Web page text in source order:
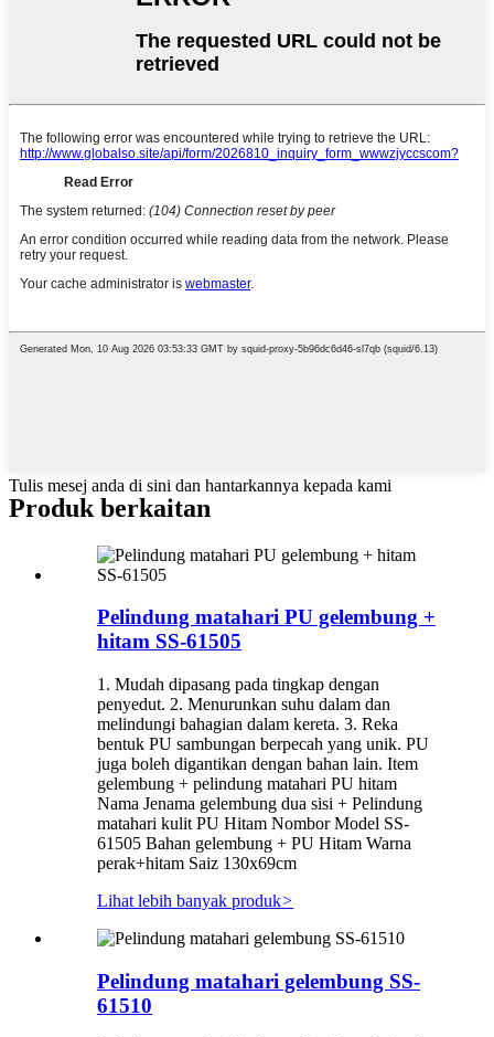
Tulis mesej anda di sini dan hantarkannya kepada kami
Produk berkaitan
Pelindung matahari PU gelembung +
hitam SS-61505
1. Mudah dipasang pada tingkap dengan
penyedut. 2. Menurunkan suhu dalam dan
melindungi bahagian dalam kereta. 3. Reka
bentuk PU sambungan berpecah yang unik. PU
juga boleh digantikan dengan bahan lain. Item
gelembung + pelindung matahari PU hitam
Nama Jenama gelembung dua sisi + Pelindung
matahari kulit PU Hitam Nombor Model SS-
61505 Bahan gelembung + PU Hitam Warna
perak+hitam Saiz 130x69cm
Lihat lebih banyak produk>
Pelindung matahari gelembung SS-
61510